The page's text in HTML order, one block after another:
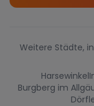
Weitere Städte,
Harsewinkel
Burgberg im